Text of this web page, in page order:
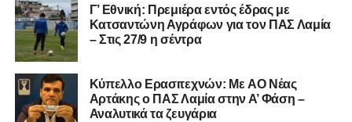
Γ’ Εθνική: Πρεμιέρα εντός έδρας με
Κατσαντώνη Αγράφων για τον ΠΑΣ Λαμία
– Στις 27/9 η σέντρα
Kύπελλο Ερασιτεχνών: Με AO Nέας
Αρτάκης ο ΠΑΣ Λαμία στην Α’ Φάση –
Αναλυτικά τα ζευγάρια